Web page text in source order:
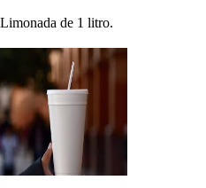
Limonada de 1 litro.